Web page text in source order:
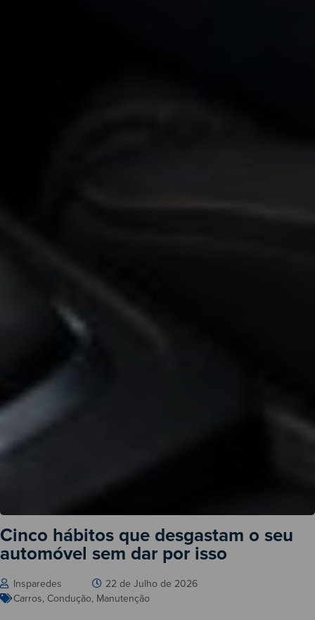
Cinco hábitos que desgastam o seu
automóvel sem dar por isso
Insparedes
22 de Julho de 2026
Carros, Condução, Manutenção